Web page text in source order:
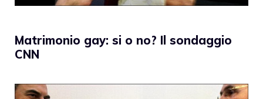
Matrimonio gay: si o no? Il sondaggio
CNN